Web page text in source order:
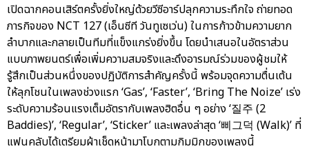
เปิดฉากคอนเสิร์ตครั้งยิ่งใหญ่ด้วยวีซีอาร์ปลุกความระทึกใจ ถ่ายทอด
ภารกิจของ NCT 127 (เอ็นซีที วันทูเซเว่น) ในการก้าวข้ามความยาก
ลำบากและกลายเป็นทีมที่แข็งแกร่งยิ่งขึ้น โดยนำเสนอในอัตราส่วน
แบบภาพยนตร์เพื่อเพิ่มความสมจริงและดึงอารมณ์ร่วมของผู้ชมให้
รู้สึกเป็นส่วนหนึ่งของปฏิบัติการสำคัญครั้งนี้ พร้อมจุดความตื่นเต้น
ให้ลุกโชนในเพลงช่วงแรก ‘Gas’, ‘Faster’, ‘Bring The Noize’ เร่ง
ระดับความร้อนแรงเต็มอัตรากับเพลงฮิตอื่น ๆ อย่าง ‘질주 (2
Baddies)’, ‘Regular’, ‘Sticker’ และเพลงล่าสุด ‘삐그덕 (Walk)’ ที่
แฟนคลับได้เตรียมผ้าเช็ดหน้ามาโบกตามกิมมิกของเพลงนี้